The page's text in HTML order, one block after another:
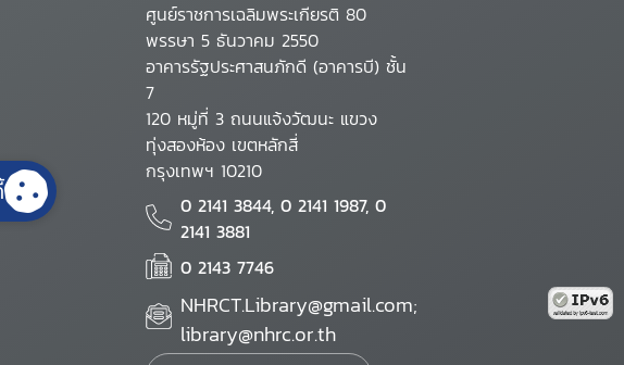
ศูนย์ราชการเฉลิมพระเกียรติ 80
พรรษา 5 ธันวาคม 2550
อาคารรัฐประศาสนภักดี (อาคารบี) ชั้น
7
120 หมู่ที่ 3 ถนนแจ้งวัฒนะ แขวง
ทุ่งสองห้อง เขตหลักสี่
กรุงเทพฯ 10210
0 2141 3844, 0 2141 1987, 0
2141 3881
0 2143 7746
NHRCT.Library@gmail.com;
library@nhrc.or.th